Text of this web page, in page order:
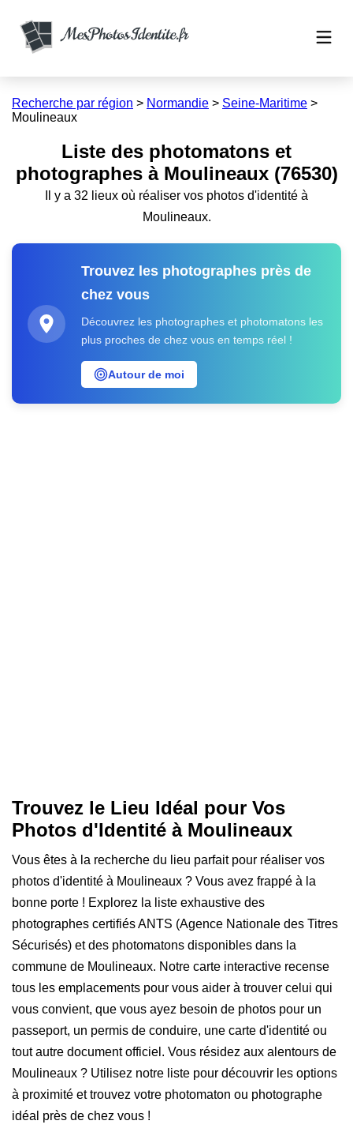
Recherche par région > Normandie > Seine-Maritime >
Moulineaux
Liste des photomatons et
photographes à Moulineaux (76530)
Il y a 32 lieux où réaliser vos photos d'identité à
Moulineaux.
Trouvez les photographes près de
chez vous
Découvrez les photographes et photomatons les
plus proches de chez vous en temps réel !
Autour de moi
Trouvez le Lieu Idéal pour Vos
Photos d'Identité à Moulineaux
Vous êtes à la recherche du lieu parfait pour réaliser vos
photos d'identité à Moulineaux ? Vous avez frappé à la
bonne porte ! Explorez la liste exhaustive des
photographes certifiés ANTS (Agence Nationale des Titres
Sécurisés) et des photomatons disponibles dans la
commune de Moulineaux. Notre carte interactive recense
tous les emplacements pour vous aider à trouver celui qui
vous convient, que vous ayez besoin de photos pour un
passeport, un permis de conduire, une carte d'identité ou
tout autre document officiel. Vous résidez aux alentours de
Moulineaux ? Utilisez notre liste pour découvrir les options
à proximité et trouvez votre photomaton ou photographe
idéal près de chez vous !